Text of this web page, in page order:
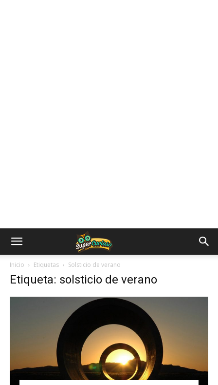
Inicio Etiquetas Solsticio de verano
Etiqueta: solsticio de verano